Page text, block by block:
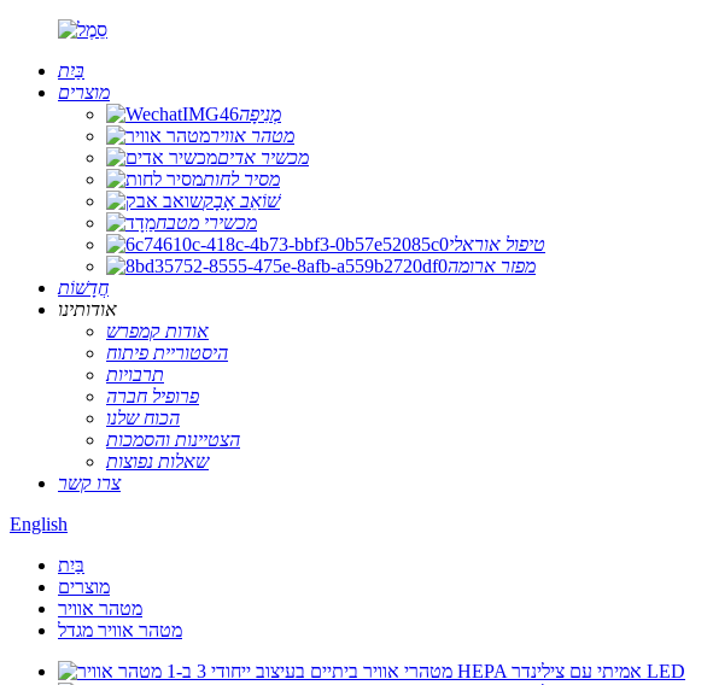
בַּיִת
מוצרים
מְנִיפָה
מטהר אוויר
מכשיר אדים
מסיר לחות
שׁוֹאֵב אָבָק
מכשירי מטבח
טיפול אוראלי
מפזר ארומה
חֲדָשׁוֹת
אודותינו
אודות קמפרש
היסטוריית פיתוח
תרבויות
פרופיל חברה
הכוח שלנו
הצטיינות והסמכות
שאלות נפוצות
צרו קשר
English
בַּיִת
מוצרים
מטהר אוויר
מטהר אוויר מגדל